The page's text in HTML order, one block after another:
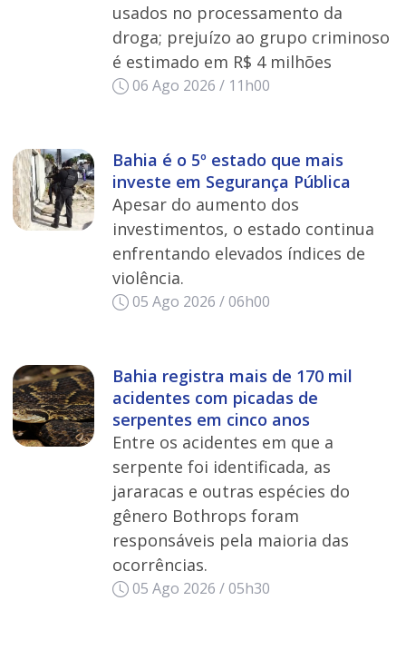
usados no processamento da
droga; prejuízo ao grupo criminoso
é estimado em R$ 4 milhões
06 Ago 2026 / 11h00
Bahia é o 5º estado que mais
investe em Segurança Pública
Apesar do aumento dos
investimentos, o estado continua
enfrentando elevados índices de
violência.
05 Ago 2026 / 06h00
Bahia registra mais de 170 mil
acidentes com picadas de
serpentes em cinco anos
Entre os acidentes em que a
serpente foi identificada, as
jararacas e outras espécies do
gênero Bothrops foram
responsáveis pela maioria das
ocorrências.
05 Ago 2026 / 05h30